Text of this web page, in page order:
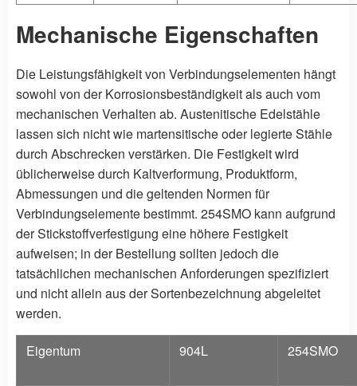
Mechanische Eigenschaften
Die Leistungsfähigkeit von Verbindungselementen hängt
sowohl von der Korrosionsbeständigkeit als auch vom
mechanischen Verhalten ab. Austenitische Edelstähle
lassen sich nicht wie martensitische oder legierte Stähle
durch Abschrecken verstärken. Die Festigkeit wird
üblicherweise durch Kaltverformung, Produktform,
Abmessungen und die geltenden Normen für
Verbindungselemente bestimmt. 254SMO kann aufgrund
der Stickstoffverfestigung eine höhere Festigkeit
aufweisen; in der Bestellung sollten jedoch die
tatsächlichen mechanischen Anforderungen spezifiziert
und nicht allein aus der Sortenbezeichnung abgeleitet
werden.
Eigentum 904L 254SMO